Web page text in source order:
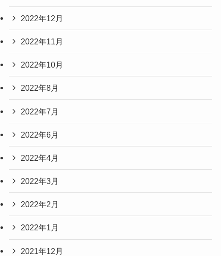
2022年12月
2022年11月
2022年10月
2022年8月
2022年7月
2022年6月
2022年4月
2022年3月
2022年2月
2022年1月
2021年12月